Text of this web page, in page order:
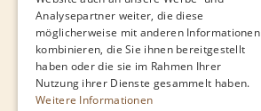
Analysepartner weiter, die diese
möglicherweise mit anderen Informationen
kombinieren, die Sie ihnen bereitgestellt
haben oder die sie im Rahmen Ihrer
Nutzung ihrer Dienste gesammelt haben.
Weitere Informationen